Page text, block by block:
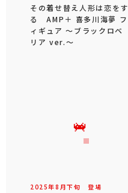
その着せ替え人形は恋をす
る AMP＋ 喜多川海夢 フ
ィギュア ～ブラックロベ
リア ver.～
2025年8 月下旬 登場